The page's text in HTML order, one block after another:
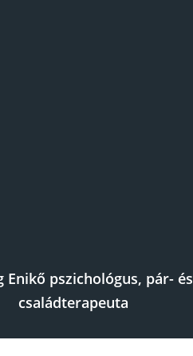
Enikő pszichológus, pár- és
családterapeuta